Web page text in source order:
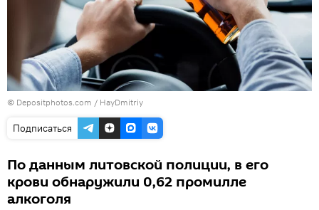
© Depositphotos.com / HayDmitriy
Подписаться
По данным литовской полиции, в его
крови обнаружили 0,62 промилле
алкоголя